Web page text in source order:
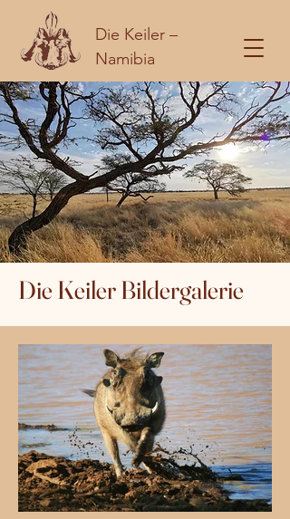
Die Keiler –
Namibia
Die Keiler Bildergalerie